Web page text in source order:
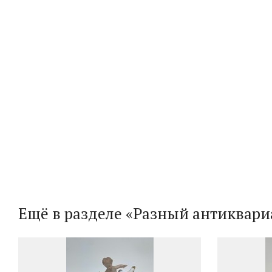
Ещё в разделе «Разный